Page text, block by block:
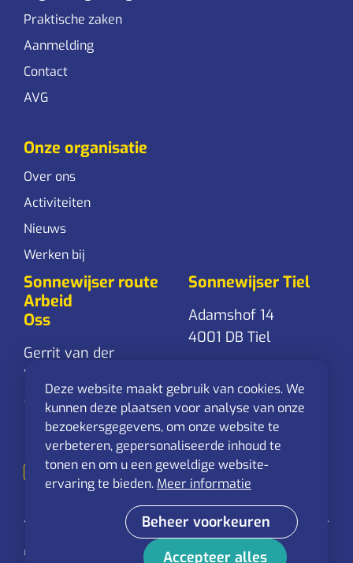
Deze website maakt gebruik van cookies. We
kunnen deze plaatsen voor analyse van onze
bezoekersgegevens, om onze website te
verbeteren, gepersonaliseerde inhoud te
tonen en om u een geweldige website-
ervaring te bieden. Meer informatie
Beheer voorkeuren
Accepteer alles
Praktische zaken
Aanmelding
Contact
AVG
Onze organisatie
Over ons
Activiteiten
Nieuws
Werken bij
Sonnewijser route
Arbeid
Oss
Gerrit van der
Veenstraat 24
5348 RD Oss
0412-625 544
Stuur een
mail
Sonnewijser Tiel
Adamshof 14
4001 DB Tiel
Stuur een
mail
© 2026 Sonnewijser route Arbeid - Alle rechten